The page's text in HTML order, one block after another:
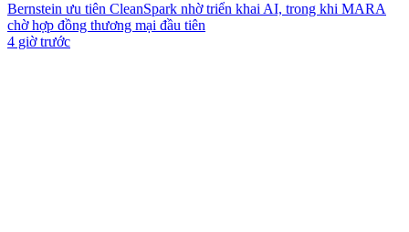
Bernstein ưu tiên CleanSpark nhờ triển khai AI, trong khi MARA
chờ hợp đồng thương mại đầu tiên
4 giờ trước